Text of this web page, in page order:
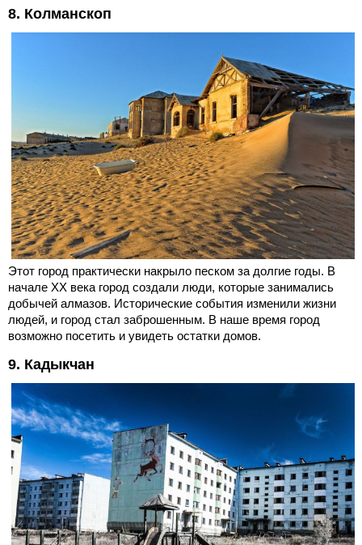
8. Колманскоп
Этот город практически накрыло песком за долгие годы. В
начале XX века город создали люди, которые занимались
добычей алмазов. Исторические события изменили жизни
людей, и город стал заброшенным. В наше время город
возможно посетить и увидеть остатки домов.
9. Кадыкчан